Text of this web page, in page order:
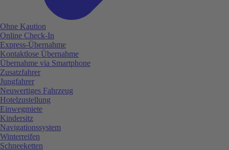
Ohne Kaution
Online Check-In
Express-Übernahme
Kontaktlose Übernahme
Übernahme via Smartphone
Zusatzfahrer
Jungfahrer
Neuwertiges Fahrzeug
Hotelzustellung
Einwegmiete
Kindersitz
Navigationssystem
Winterreifen
Schneeketten